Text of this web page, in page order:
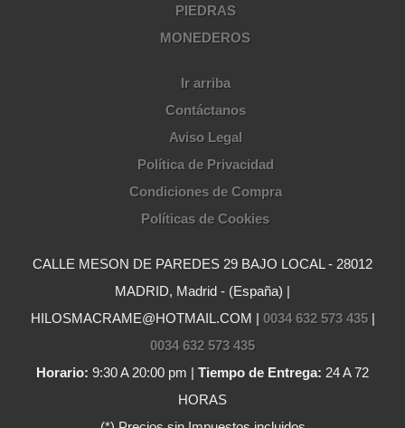
PIEDRAS
MONEDEROS
Ir arriba
Contáctanos
Aviso Legal
Política de Privacidad
Condiciones de Compra
Políticas de Cookies
CALLE MESON DE PAREDES 29 BAJO LOCAL - 28012
MADRID, Madrid - (España) |
HILOSMACRAME@HOTMAIL.COM | 0034 632 573 435|
0034 632 573 435
Horario: 9:30 A 20:00 pm | Tiempo de Entrega: 24 A 72
HORAS